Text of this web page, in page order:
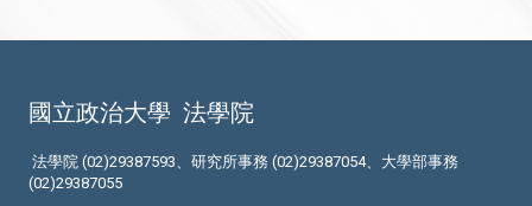
國立政治大學 法學院
法學院 (02)29387593、研究所事務 (02)29387054、大學部事務
(02)29387055